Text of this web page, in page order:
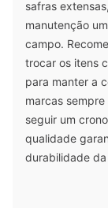
safras
manutenção
campo.
trocar os itens
para manter a
marcas
seguir um
qualidade
durabilidade